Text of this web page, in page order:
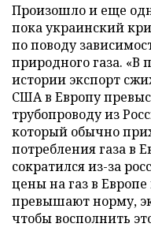
Произошло и еще
пока украинский
по поводу
природного газа.
истории экспорт
США в Европу
трубопроводу из
который обычно
потребления газа в
сократился из-за
цены на газ в
превышают норму,
чтобы восполнить